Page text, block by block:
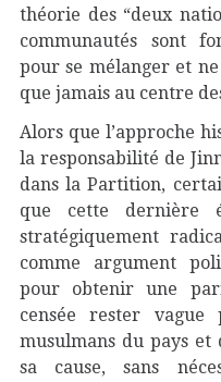
théorie des “deux
communautés sont
pour se mélanger et
que jamais au centre
Alors que l’approche
la responsabilité de
dans la Partition,
que cette dernière
stratégiquement
comme argument
pour obtenir une
censée rester
musulmans du pays
sa cause, sans